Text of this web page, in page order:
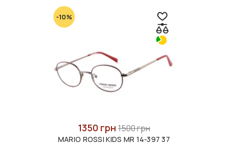
-10%
1350 грн 1500 грн
MARIO ROSSI KIDS MR 14-397 37